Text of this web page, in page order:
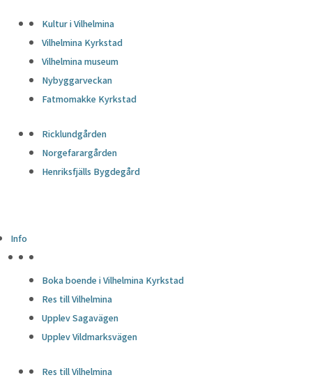
Kultur i Vilhelmina
Vilhelmina Kyrkstad
Vilhelmina museum
Nybyggarveckan
Fatmomakke Kyrkstad
Ricklundgården
Norgefarargården
Henriksfjälls Bygdegård
Info
Boka boende i Vilhelmina Kyrkstad
Res till Vilhelmina
Upplev Sagavägen
Upplev Vildmarksvägen
Res till Vilhelmina